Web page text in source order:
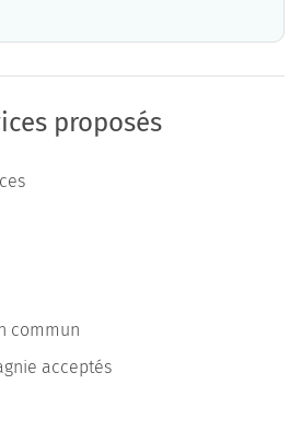
proposés
commun
acceptés